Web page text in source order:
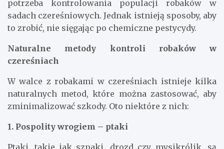
potrzeba kontrolowania populacji robaków w
sadach czereśniowych. Jednak istnieją sposoby, aby
to zrobić, nie sięgając po chemiczne pestycydy.
Naturalne metody kontroli robaków w
czereśniach
W walce z robakami w czereśniach istnieje kilka
naturalnych metod, które można zastosować, aby
zminimalizować szkody. Oto niektóre z nich:
1. Pospolity wrogiem – ptaki
Ptaki, takie jak szpaki, drozd czy mysikrólik, są